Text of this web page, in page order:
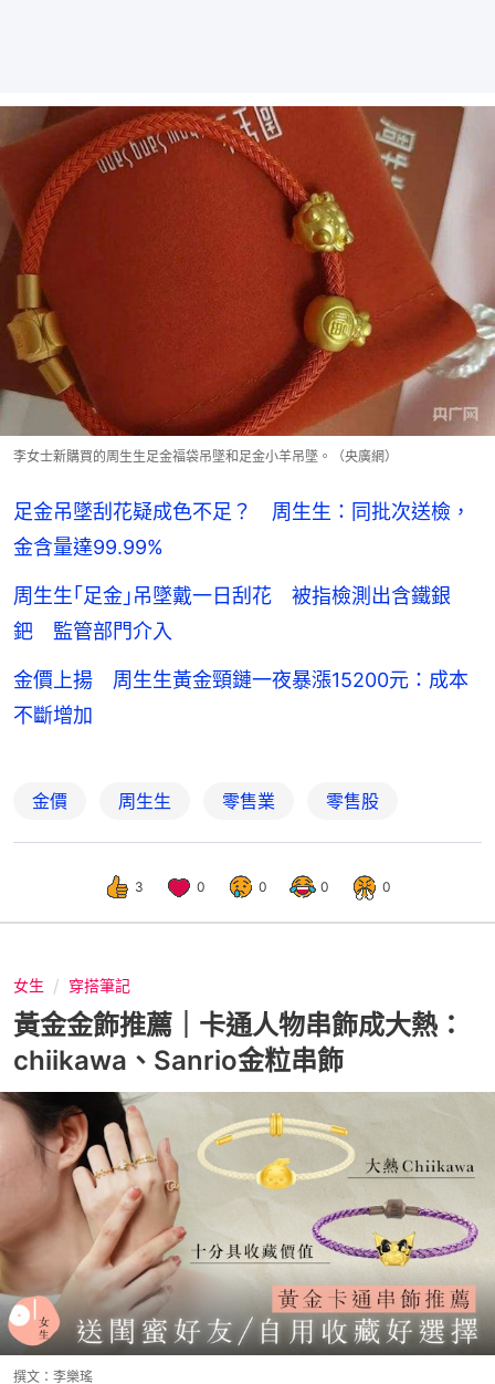
李女士新購買的周生生足金福袋吊墜和足金小羊吊墜。（央廣網）
足金吊墜刮花疑成色不足？ 周生生：同批次送檢，
金含量達99.99%
周生生｢足金｣吊墜戴一日刮花 被指檢測出含鐵銀
鈀 監管部門介入
金價上揚 周生生黃金頸鏈一夜暴漲15200元：成本
不斷增加
金價 周生生 零售業 零售股
3 0 0 0 0
女生 穿搭筆記
黃金金飾推薦｜卡通人物串飾成大熱：
chiikawa、Sanrio金粒串飾
撰文： 李樂瑤